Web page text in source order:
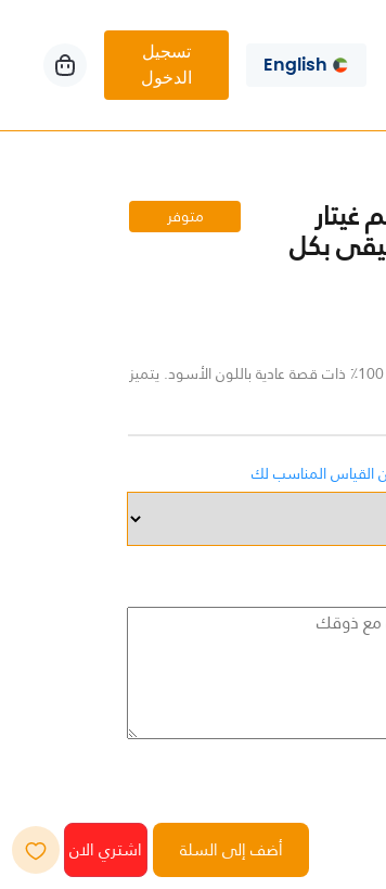
English
تسجيل
الدخول
بكل
متوفر
ستره بغطاء للرأس من القطن بنسبة 100٪ ذات قصة عادية باللون الأسود. يتميز
القياس المناسب لك
أضف إلى السلة